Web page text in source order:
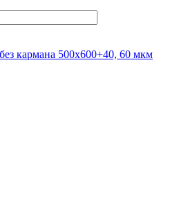
кармана 500х600+40, 60 мкм